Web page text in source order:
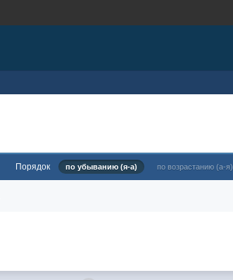
Порядок по убыванию (я-а) по возрастанию (а-я)